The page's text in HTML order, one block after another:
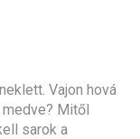
Vajon hová
Mitől
sarok a